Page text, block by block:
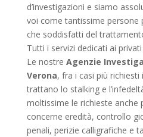
d’investigazioni e siamo
voi come tantissime persone
che soddisfatti del
Tutti i servizi dedicati ai
Le nostre Agenzie
Verona, fra i casi più
trattano lo stalking e
moltissime le richieste anche
concerne eredità, controllo
penali, perizie calligrafiche e